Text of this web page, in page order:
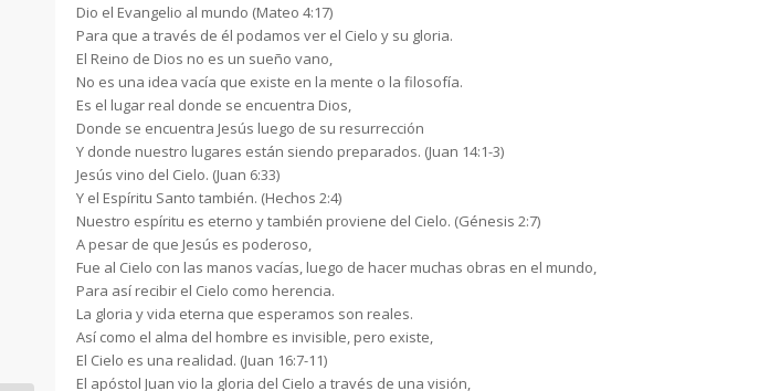
Dio el Evangelio al mundo (Mateo 4:17)
Para que a través de él podamos ver el Cielo y su gloria.
El Reino de Dios no es un sueño vano,
No es una idea vacía que existe en la mente o la filosofía.
Es el lugar real donde se encuentra Dios,
Donde se encuentra Jesús luego de su resurrección
Y donde nuestro lugares están siendo preparados. (Juan 14:1-3)
Jesús vino del Cielo. (Juan 6:33)
Y el Espíritu Santo también. (Hechos 2:4)
Nuestro espíritu es eterno y también proviene del Cielo. (Génesis 2:7)
A pesar de que Jesús es poderoso,
Fue al Cielo con las manos vacías, luego de hacer muchas obras en el mundo,
Para así recibir el Cielo como herencia.
La gloria y vida eterna que esperamos son reales.
Así como el alma del hombre es invisible, pero existe,
El Cielo es una realidad. (Juan 16:7-11)
El apóstol Juan vio la gloria del Cielo a través de una visión,